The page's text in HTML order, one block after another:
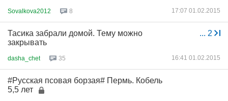
Sovalkova2012 8 17:07 01.02.2015
... 2
Тасика забрали домой. Тему можно
закрывать
dasha_chet 35 16:41 01.02.2015
#Русская псовая борзая# Пермь. Кобель
5,5 лет